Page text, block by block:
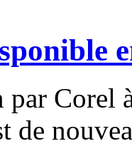
par
de